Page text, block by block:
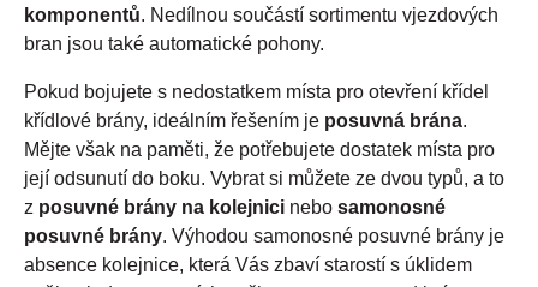
komponentů. Nedílnou součástí sortimentu vjezdových
bran jsou také automatické pohony.
Pokud bojujete s nedostatkem místa pro otevření křídel
křídlové brány, ideálním řešením je posuvná brána.
Mějte však na paměti, že potřebujete dostatek místa pro
její odsunutí do boku. Vybrat si můžete ze dvou typů, a to
z posuvné brány na kolejnici nebo samonosné
posuvné brány. Výhodou samonosné posuvné brány je
absence kolejnice, která Vás zbaví starostí s úklidem